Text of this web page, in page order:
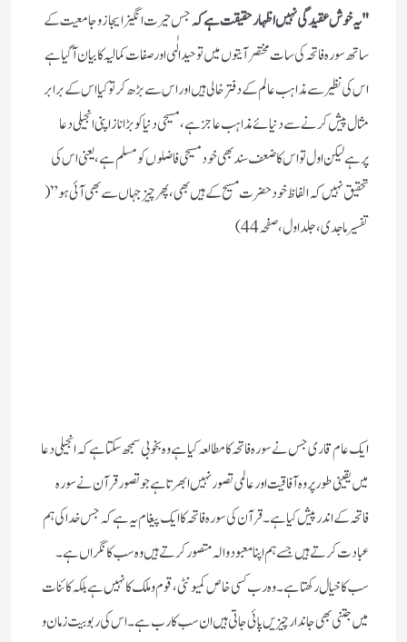
"یہ خوش عقیدگی نہیں اظہار حقیقت ہے کہجس حیرت انگیز ایجاز و جامعیت کے
ساتھ سورہ فاتحہ کی سات مختصر آیتوں میں توحید الٰہی اور صفات کمالیہ کا بیان آگیا ہے
اس کی نظیر سے مذاہب عالم کے دفتر خالی ہیں اور اس سے بڑھ کر تو کیا اس کے برابر
مثال پیش کرنے سے دنیائے مذاہب عاجز ہے ، مسیحی دنیا کو بڑا ناز اپنی انجیلی دعا
پرہے لیکن اول تو اس کا ضعف سند بھی خود مسیحی فاضلوں کو مسلم ہے ، یعنی اس کی
تحقیق نہیں کہ الفاظ خود حضرت مسیح کے ہیں بھی ، پھر چیز جہاں سے بھی آئی ہو” (
تفسیر ماجدی ، جلد اول ، صفحہ 44)
ایک عام قاری جس نے سورہ فاتحہ کا مطالعہ کیا ہے وہ بخوبی سمجھ سکتا ہے کہ انجیلی دعا
میں یقینی طور پر وہ آفاقیت اور عالمی تصور نہیں ابھرتا ہے جو تصور قرآن نے سورہ
فاتحہ کے اندر پیش کیا ہے ۔ قرآن کی سورہ فاتحہ کا ایک پیغام یہ ہے کہ جس خدا کی ہم
عبادت کرتے ہیں جسے ہم اپنا معبود و الہ متصور کرتے ہیں وہ سب کا نگراں ہے ۔
سب کا خیال رکھتا ہے ۔ وہ رب کسی خاص کمیونٹی ، قوم و ملک کا نہیں ہے بلکہ کائنات
میں جتنی بھی جاندار چیزیں پائی جاتی ہیں ان سب کا رب ہے ۔ اس کی ربوبیت زمان و